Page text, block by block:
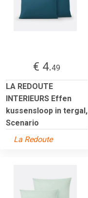
€ 4.49
LA REDOUTE
INTERIEURS Effen
kussensloop in tergal,
Scenario
La Redoute